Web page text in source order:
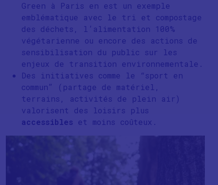
Green à Paris en est un exemple
emblématique avec le tri et compostage
des déchets, l’alimentation 100%
végétarienne ou encore des actions de
sensibilisation du public sur les
enjeux de transition environnementale.
Des initiatives comme le “sport en
commun” (partage de matériel,
terrains, activités de plein air)
valorisent des loisirs plus
accessibles et moins coûteux.